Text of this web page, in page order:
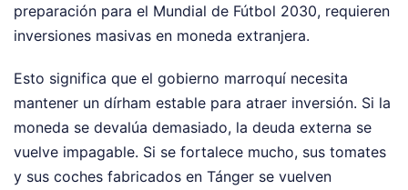
preparación para el Mundial de Fútbol 2030, requieren
inversiones masivas en moneda extranjera.
Esto significa que el gobierno marroquí necesita
mantener un dírham estable para atraer inversión. Si la
moneda se devalúa demasiado, la deuda externa se
vuelve impagable. Si se fortalece mucho, sus tomates
y sus coches fabricados en Tánger se vuelven